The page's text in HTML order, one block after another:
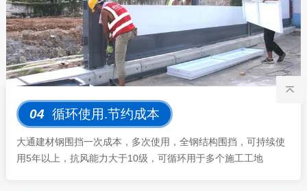
04 循环使用.节约成本
大通建材钢围挡一次成本，多次使用，全钢结构围挡，可持续使
用5年以上，抗风能力大于10级，可循环用于多个施工工地